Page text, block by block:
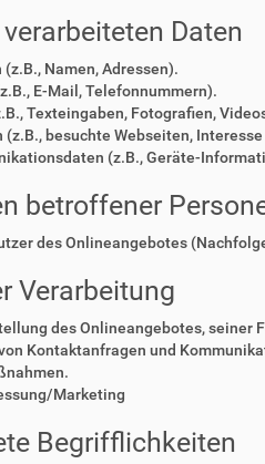
Daten
Namen, Adressen).
E-Mail, Telefonnummern).
Texteingaben, Fotografien,
(z.B., besuchte Webseiten,
(z.B., Geräte-
betroffener
des Onlineangebotes
Verarbeitung
des Onlineangebotes, seiner
Kontaktanfragen und
Marketing
Begrifflichkeiten